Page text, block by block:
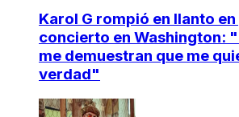
Karol G rompió en llanto
concierto en Washington:
me demuestran que me
verdad"